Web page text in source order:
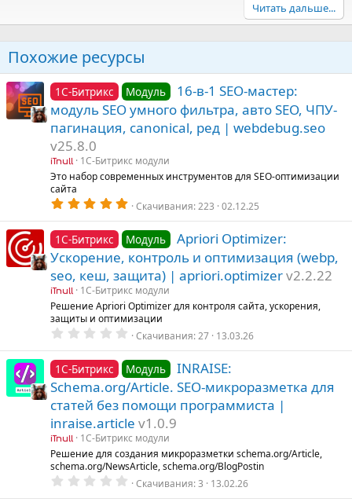
и
т
и
в
н
ы
г
о
л
о
с
а
т
и
в
н
ы
й
о
л
о
с
Читать дальше...
Похожие ресурсы
1С-Битрикс Модуль
16-в-1 SEO-мастер:
модуль SEO умного фильтра, авто SEO, ЧПУ-
пагинация, canonical, ред | webdebug.seo
v25.8.0
iTnull
1С-Битрикс модули
Это набор современных инструментов для SEO-оптимизации
сайта
5
0
0
з
в
з
д
Скачивания 223 02.12.25
1С-Битрикс Модуль
Apriori Optimizer:
Ускорение, контроль и оптимизация (webp,
seo, кеш, защита) | apriori.optimizerv2.2.22
iTnull
1С-Битрикс модули
Решение Apriori Optimizer для контроля сайта, ускорения,
защиты и оптимизации
0
0
0
з
в
з
д
Скачивания 27 13.03.26
1С-Битрикс Модуль
INRAISE:
Schema.org/Article. SEO-микроразметка для
статей без помощи программиста |
inraise.article v1.0.9
iTnull
1С-Битрикс модули
Решение для создания микроразметки schema.org/Article,
schema.org/NewsArticle, schema.org/BlogPostin
0Скачивания 3 13.02.26